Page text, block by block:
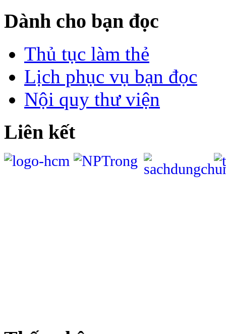
Dành cho bạn đọc
Thủ tục làm thẻ
Lịch phục vụ bạn đọc
Nội quy thư viện
Liên kết